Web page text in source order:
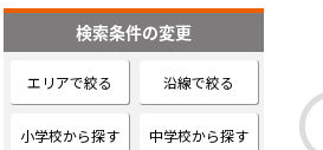
検索条件の変更
エリアで絞る 沿線で絞る
小学校から探す 中学校から探す